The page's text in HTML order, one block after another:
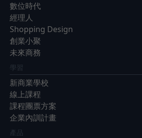
數位時代
經理人
Shopping Design
創業小聚
未來商務
學習
新商業學校
線上課程
課程團票方案
企業內訓計畫
產品